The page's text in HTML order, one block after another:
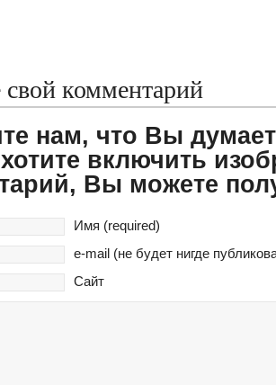
свой комментарий
нам, что Вы
включить
Вы можете
Имя (required)
e-mail (не будет нигде
Сайт